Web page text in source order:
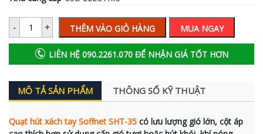
THÊM VÀO GIỎ HÀNG MUA NGAY
LIÊN HỆ 090.2261.070 ĐỂ NHẬN GIÁ TỐT HƠN
MÔ TẢ SẢN PHẨM THÔNG SỐ KỸ THUẬT
Quạt hút xách tay Soffnet SHT-35 có lưu lượng gió lớn, cột áp